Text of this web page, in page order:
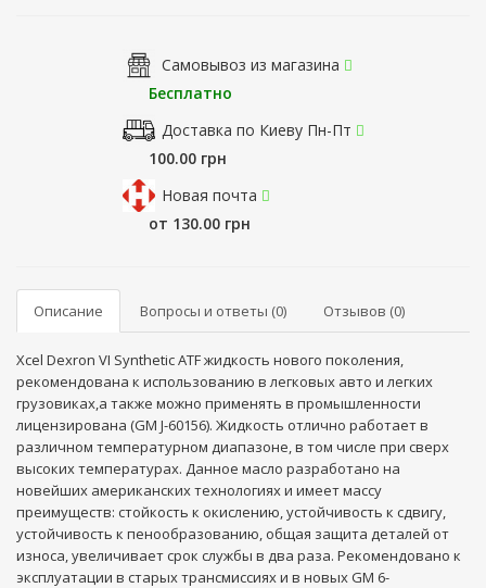
Самовывоз из магазина
Бесплатно
Доставка по Киеву Пн-Пт
100.00 грн
Новая почта
от 130.00 грн
Описание Вопросы и ответы (0) Отзывов (0)
Xcel Dexron VI Synthetic ATF жидкость нового поколения,
рекомендована к использованию в легковых авто и легких
грузовиках,а также можно применять в промышленности
лицензирована (GM J-60156). Жидкость отлично работает в
различном температурном диапазоне, в том числе при сверх
высоких температурах. Данное масло разработано на
новейших американских технологиях и имеет массу
преимуществ: стойкость к окислению, устойчивость к сдвигу,
устойчивость к пенообразованию, общая защита деталей от
износа, увеличивает срок службы в два раза. Рекомендовано к
эксплуатации в старых трансмиссиях и в новых GM 6-